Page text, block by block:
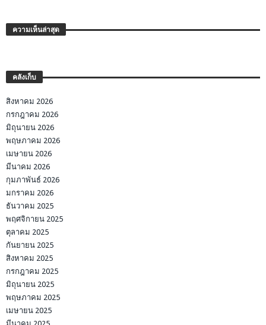
ความเห็นล่าสุด
คลังเก็บ
สิงหาคม 2026
กรกฎาคม 2026
มิถุนายน 2026
พฤษภาคม 2026
เมษายน 2026
มีนาคม 2026
กุมภาพันธ์ 2026
มกราคม 2026
ธันวาคม 2025
พฤศจิกายน 2025
ตุลาคม 2025
กันยายน 2025
สิงหาคม 2025
กรกฎาคม 2025
มิถุนายน 2025
พฤษภาคม 2025
เมษายน 2025